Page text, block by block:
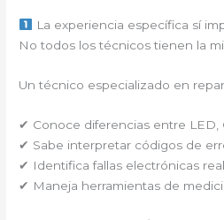
La experiencia específica sí
No todos los técnicos tienen la
Un técnico especializado en
✔ Conoce diferencias entre LED,
✔ Sabe interpretar códigos de
✔ Identifica fallas electrónicas
✔ Maneja herramientas de